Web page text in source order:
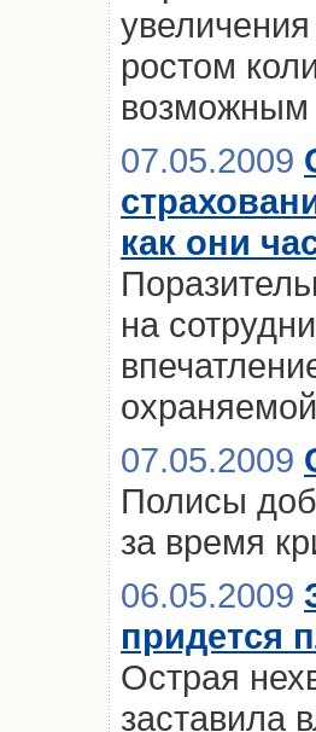
ростом
возможным
07.05.2009
как они
на
07.05.2009
Полисы
за время
06.05.2009
придется
Острая
заставила